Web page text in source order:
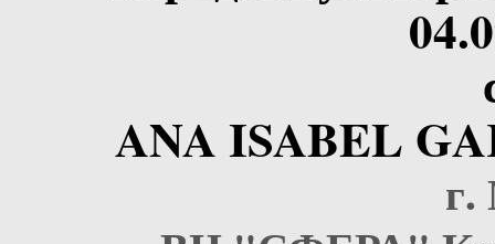
ANA ISABEL
г.